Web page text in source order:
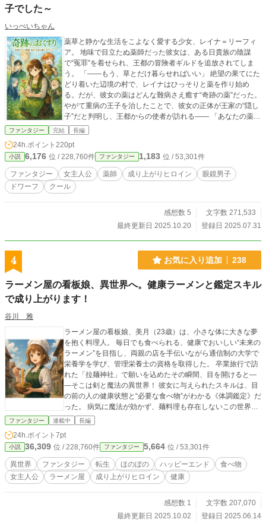
子でした～
いっぺいちゃん
薬草と静かな生活をこよなく愛する少女、レイナ＝リーフィ
ア。 地味で目立たぬ薬師だった彼女は、ある日貴族の陰謀
で“冤罪”を着せられ、王都の冒険者ギルドを追放されてしま
う。 「――もう、草とだけ暮らせればいい」 絶望の果てにた
どり着いた辺境の村で、レイナはひっそりと薬を作り始め
る。だが、彼女の薬はどんな難病さえ癒す“奇跡の薬”だった。
やがて重病の王子を治したことで、彼女の正体が王家の“隠し
子”だと判明し、王都からの使者が訪れる―― 「あなたの薬
に、国を救ってほしい」 導かれるように再び王都へと向かう
に奔走する日々が始まる。 薬草にしか心を開けなかった少女
が、やがて王国の未来を変える―― これは、一人の“草オタ
ク”薬師が紡ぐ、やさしくてまっすぐな奇跡の物語。 ※表紙の
イラストは画像生成AIによって作られたものです。
ファンタジー 完結 長編
24h.ポイント 220pt
小説 6,176 位 / 228,760件 ファンタジー 1,183 位 / 53,301件
ファンタジー 女主人公 薬師 成り上がりヒロイン
眼鏡男子
ドワーフ
クール
感想数 5
文字数 271,533
最終更新日 2025.10.20
登録日 2025.07.31
4 お気に入り追加 238
ラーメン屋の看板娘、異世界へ。健康ラーメンと鑑定スキル
で成り上がります！
谷川 雅
ラーメン屋の看板娘、美月（23歳）は、小さな体に大きな夢
を抱く料理人。 毎日でも食べられる、健康でおいしい“未来の
ラーメン”を目指し、両親の店を手伝いながら通信制の大学で
栄養学を学び、管理栄養士の資格を取得した。 卒業旅行で訪
れた「拉麺神社」で願いを込めたその瞬間、目を開けると―
―そこは剣と魔法の異世界！ 彼女に与えられたスキルは、目
の前の人の健康状態と“必要な食べ物”がわかる《体調鑑定》だ
った。 病気に魔法が効かず、麺料理も存在しないこの世界
で、彼女はスキルと知識、そしてラーメンへの情熱を武器
冒険し、町の食堂を救い、やがてその料理は貴族たちをも魅
了して――？ 「食で世界を救う！」 ラーメン×栄養学×異世界
転移！ やさしさと湯気あふれる、成り上がりグルメファンタ
ジー！
ファンタジー 連載中 長編
24h.ポイント 7pt
小説 36,309 位 / 228,760件 ファンタジー 5,664 位 / 53,301件
異世界 ファンタジー 転生 ほのぼの ハッピーエンド
食べ物
女主人公
ラーメン屋 成り上がりヒロイン 健康
感想数 1
文字数 207,070
最終更新日 2025.10.02
登録日 2025.06.14